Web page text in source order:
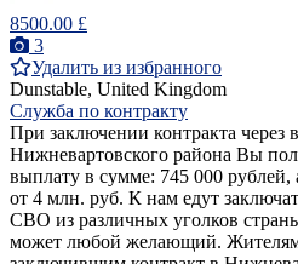
8500.00 £
3
Удалить из избранного
Dunstable, United Kingdom
Служба по контракту
При заключении контракта через
Нижневартовского района Вы
выплату в сумме: 745 000
от 4 млн. руб. К нам едут
СВО из различных уголков
может любой желающий. Жителям